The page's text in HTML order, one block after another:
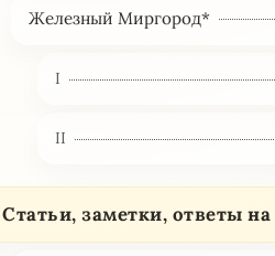
Железный Миргород*
I
II
Статьи, заметки, ответы